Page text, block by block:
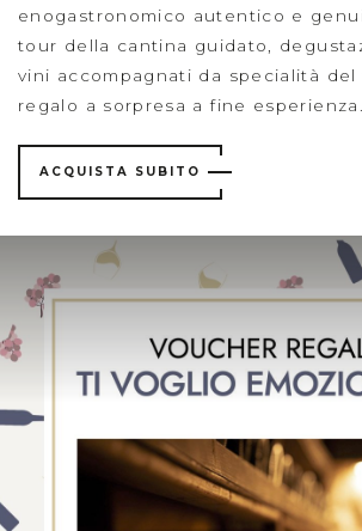
enogastronomico autentico e
tour della cantina guidato,
vini accompagnati da specialità
regalo a sorpresa a fine esperienza.
ACQUISTA SUBITO